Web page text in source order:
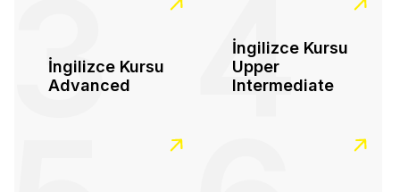
İngilizce Kursu
Advanced
3
İngilizce Kursu
Upper
Intermediate
4